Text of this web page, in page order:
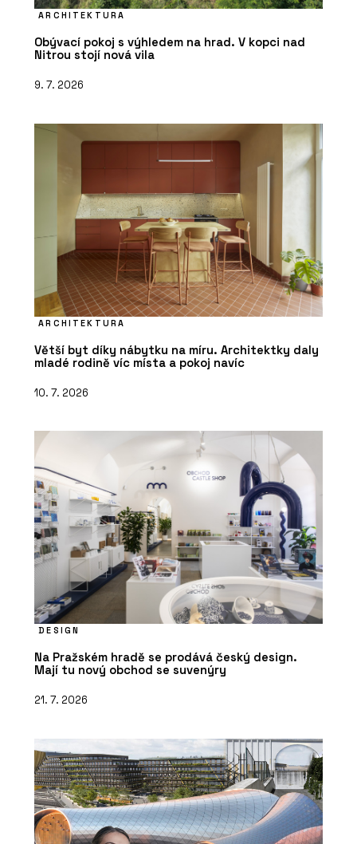
ARCHITEKTURA
Obývací pokoj s výhledem na hrad. V kopci nad
Nitrou stojí nová vila
9. 7. 2026
ARCHITEKTURA
Větší byt díky nábytku na míru. Architektky daly
mladé rodině víc místa a pokoj navíc
10. 7. 2026
DESIGN
Na Pražském hradě se prodává český design.
Mají tu nový obchod se suvenýry
21. 7. 2026